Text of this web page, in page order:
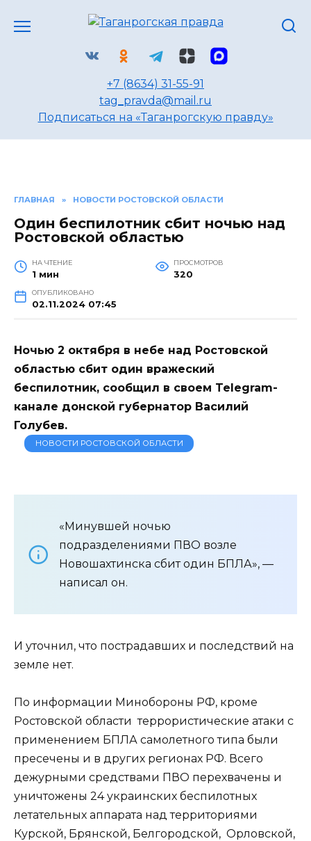
+7 (8634) 31-55-91
tag_pravda@mail.ru
Подписаться на «Таганрогскую правду»
ГЛАВНАЯ » НОВОСТИ РОСТОВСКОЙ ОБЛАСТИ
Один беспилотник сбит ночью над
Ростовской областью
НА ЧТЕНИЕ
1 мин
ПРОСМОТРОВ
320
ОПУБЛИКОВАНО
02.11.2024 07:45
Ночью 2 октября в небе над Ростовской
областью сбит один вражеский
беспилотник, сообщил в своем Telegram-
канале донской губернатор Василий
Голубев.
НОВОСТИ РОСТОВСКОЙ ОБЛАСТИ
«Минувшей ночью
подразделениями ПВО возле
Новошахтинска сбит один БПЛА», —
написал он.
И уточнил, что пострадавших и последствий на
земле нет.
По информации Минобороны РФ, кроме
Ростовской области террористические атаки c
применением БПЛА самолетного типа были
пресечены и в других регионах РФ. Всего
дежурными средствами ПВО перехвачены и
уничтожены 24 украинских беспилотных
летательных аппарата над территориями
Курской, Брянской, Белгородской, Орловской,